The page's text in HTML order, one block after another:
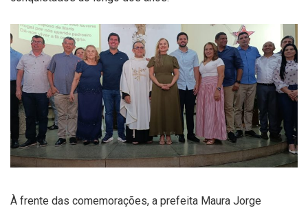
À frente das comemorações, a prefeita Maura Jorge